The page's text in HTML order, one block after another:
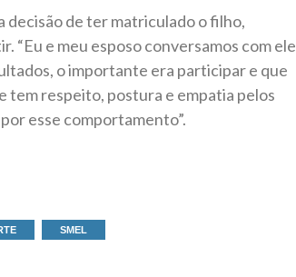
decisão de ter matriculado o filho,
“Eu e meu esposo conversamos com ele
o importante era participar e que
tem respeito, postura e empatia pelos
esse comportamento”.
SMEL